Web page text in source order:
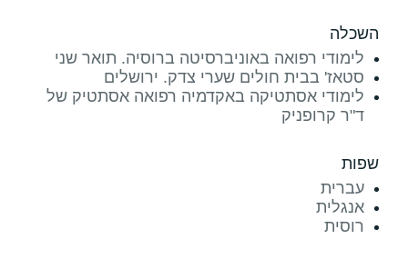
השכלה
לימודי רפואה באוניברסיטה ברוסיה. תואר שני
סטאז' בבית חולים שערי צדק. ירושלים
לימודי אסתטיקה באקדמיה רפואה אסתטיק של
ד"ר קרופניק
שפות
עברית
אנגלית
רוסית